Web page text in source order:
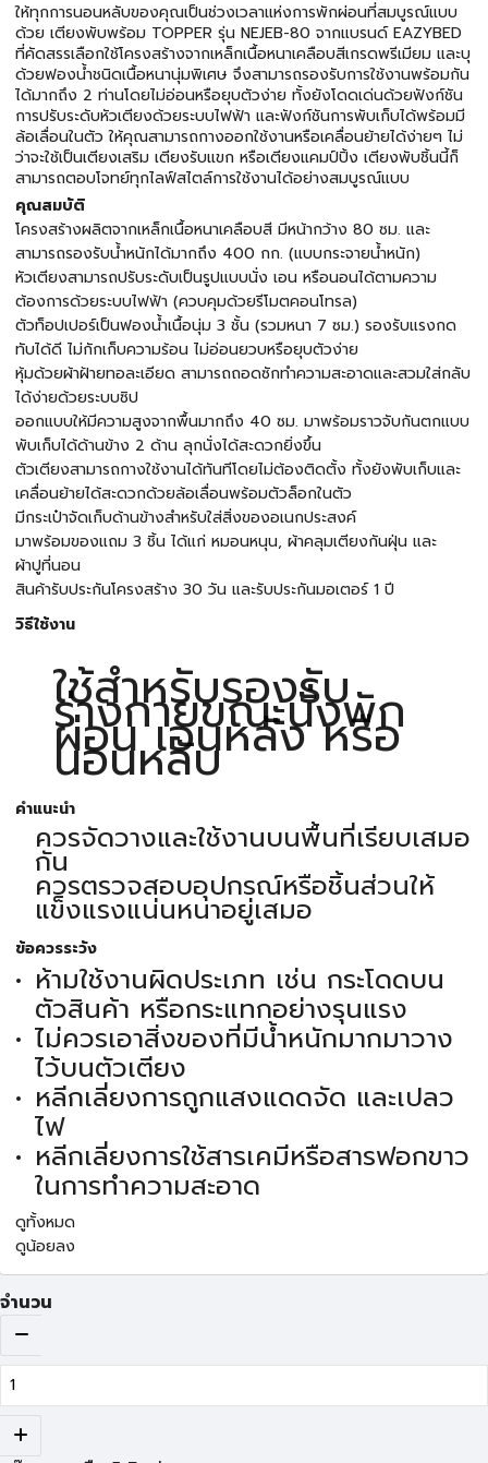
ให้ทุกการนอนหลับของคุณเป็นช่วงเวลาแห่งการพักผ่อนที่สมบูรณ์แบบ
ด้วย เตียงพับพร้อม TOPPER รุ่น NEJEB-80 จากแบรนด์ EAZYBED
ที่คัดสรรเลือกใช้โครงสร้างจากเหล็กเนื้อหนาเคลือบสีเกรดพรีเมียม และบุ
ด้วยฟองน้ำชนิดเนื้อหนานุ่มพิเศษ จึงสามารถรองรับการใช้งานพร้อมกัน
ได้มากถึง 2 ท่านโดยไม่อ่อนหรือยุบตัวง่าย ทั้งยังโดดเด่นด้วยฟังก์ชัน
การปรับระดับหัวเตียงด้วยระบบไฟฟ้า และฟังก์ชันการพับเก็บได้พร้อมมี
ล้อเลื่อนในตัว ให้คุณสามารถกางออกใช้งานหรือเคลื่อนย้ายได้ง่ายๆ ไม่
ว่าจะใช้เป็นเตียงเสริม เตียงรับแขก หรือเตียงแคมป์ปิ้ง เตียงพับชิ้นนี้ก็
สามารถตอบโจทย์ทุกไลฟ์สไตล์การใช้งานได้อย่างสมบูรณ์แบบ
คุณสมบัติ
โครงสร้างผลิตจากเหล็กเนื้อหนาเคลือบสี มีหน้ากว้าง 80 ซม. และ
สามารถรองรับน้ำหนักได้มากถึง 400 กก. (แบบกระจายน้ำหนัก)
หัวเตียงสามารถปรับระดับเป็นรูปแบบนั่ง เอน หรือนอนได้ตามความ
ต้องการด้วยระบบไฟฟ้า (ควบคุมด้วยรีโมตคอนโทรล)
ตัวท็อปเปอร์เป็นฟองน้ำเนื้อนุ่ม 3 ชั้น (รวมหนา 7 ซม.) รองรับแรงกด
ทับได้ดี ไม่กักเก็บความร้อน ไม่อ่อนยวบหรือยุบตัวง่าย
หุ้มด้วยผ้าฝ้ายทอละเอียด สามารถถอดซักทำความสะอาดและสวมใส่กลับ
ได้ง่ายด้วยระบบซิป
ออกแบบให้มีความสูงจากพื้นมากถึง 40 ซม. มาพร้อมราวจับกันตกแบบ
พับเก็บได้ด้านข้าง 2 ด้าน ลุกนั่งได้สะดวกยิ่งขึ้น
ตัวเตียงสามารถกางใช้งานได้ทันทีโดยไม่ต้องติดตั้ง ทั้งยังพับเก็บและ
เคลื่อนย้ายได้สะดวกด้วยล้อเลื่อนพร้อมตัวล็อกในตัว
มีกระเป๋าจัดเก็บด้านข้างสำหรับใส่สิ่งของอเนกประสงค์
มาพร้อมของแถม 3 ชิ้น ได้แก่ หมอนหนุน, ผ้าคลุมเตียงกันฝุ่น และ
ผ้าปูที่นอน
สินค้ารับประกันโครงสร้าง 30 วัน และรับประกันมอเตอร์ 1 ปี
วิธีใช้งาน
ใช้สำหรับรองรับ
ร่างกายขณะนั่งพัก
ผ่อน เอนหลัง หรือ
นอนหลับ
คำแนะนำ
ควรจัดวางและใช้งานบนพื้นที่เรียบเสมอ
กัน
ควรตรวจสอบอุปกรณ์หรือชิ้นส่วนให้
แข็งแรงแน่นหนาอยู่เสมอ
ข้อควรระวัง
ห้ามใช้งานผิดประเภท เช่น กระโดดบน
ตัวสินค้า หรือกระแทกอย่างรุนแรง
ไม่ควรเอาสิ่งของที่มีน้ำหนักมากมาวาง
ไว้บนตัวเตียง
หลีกเลี่ยงการถูกแสงแดดจัด และเปลว
ไฟ
หลีกเลี่ยงการใช้สารเคมีหรือสารฟอกขาว
ในการทำความสะอาด
ดูทั้งหมด
ดูน้อยลง
จำนวน